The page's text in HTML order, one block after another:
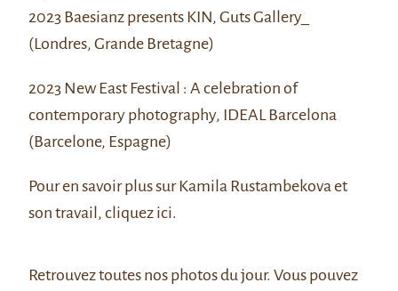
2023 Baesianz presents KIN, Guts Gallery_
(Londres, Grande Bretagne)
2023 New East Festival : A celebration of
contemporary photography, IDEAL Barcelona
(Barcelone, Espagne)
Pour en savoir plus sur Kamila Rustambekova et
son travail, cliquez ici.
Retrouveztoutes nos photos du jour. Vous pouvez